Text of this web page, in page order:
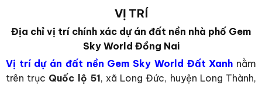
VỊ TRÍ
Địa chỉ vị trí chính xác dự án đất nền nhà phố Gem
Sky World Đồng Nai
Vị trí dự án đất nền Gem Sky World Đất Xanh nằm
trên trục Quốc lộ 51, xã Long Đức, huyện Long Thành,